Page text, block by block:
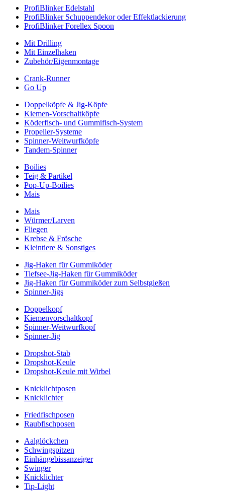
ProfiBlinker Edelstahl
ProfiBlinker Schuppendekor oder Effektlackierung
ProfiBlinker Forellex Spoon
Mit Drilling
Mit Einzelhaken
Zubehör/Eigenmontage
Crank-Runner
Go Up
Doppelköpfe & Jig-Köpfe
Kiemen-Vorschaltköpfe
Köderfisch- und Gummifisch-System
Propeller-Systeme
Spinner-Weitwurfköpfe
Tandem-Spinner
Boilies
Teig & Partikel
Pop-Up-Boilies
Mais
Mais
Würmer/Larven
Fliegen
Krebse & Frösche
Kleintiere & Sonstiges
Jig-Haken für Gummiköder
Tiefsee-Jig-Haken für Gummiköder
Jig-Haken für Gummiköder zum Selbstgießen
Spinner-Jigs
Doppelkopf
Kiemenvorschaltkopf
Spinner-Weitwurfkopf
Spinner-Jig
Dropshot-Stab
Dropshot-Keule
Dropshot-Keule mit Wirbel
Knicklichtposen
Knicklichter
Friedfischposen
Raubfischposen
Aalglöckchen
Schwingspitzen
Einhängebissanzeiger
Swinger
Knicklichter
Tip-Light